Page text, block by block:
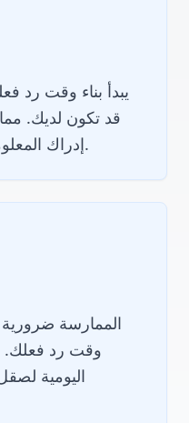
يبدأ بناء وقت رد
قد تكون لديك.
إدراك المعلومات والاستجابة لها بسرعة.
الممارسة
وقت رد
اليومية